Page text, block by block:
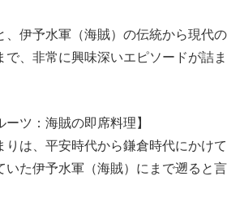
、伊予水軍（海賊）の伝統から現代の
で、非常に興味深いエピソードが詰ま
ーツ：海賊の即席料理】
りは、平安時代から鎌倉時代にかけて
いた伊予水軍（海賊）にまで遡ると言